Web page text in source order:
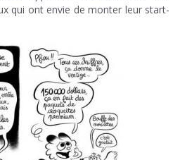
qui ont envie de monter leur start-